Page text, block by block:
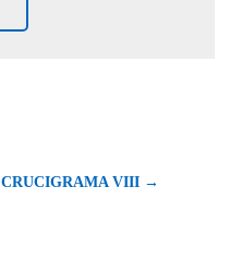
CRUCIGRAMA VIII →